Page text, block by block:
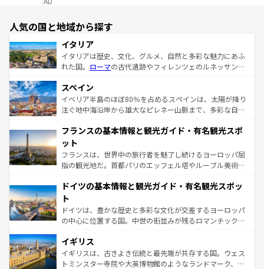
人気の国と地域から探す
イタリア
イタリアは歴史、文化、グルメ、自然と多彩な魅力にあふ
れた国。 ローマの古代遺跡やフィレンツェのルネッサンス
ろん、トスカーナの美しい田園風景やアマルフィ海岸の絶
景など、自然景観も見逃せない。観光の合間には、本場の
ピザやパスタなど、絶品のイタリア料理を堪能することも
ませてくれるイタリアで、忘れられない旅をしてみよう！
なお、新着のイタリア情報は
しい。
スペイン
イベリア半島のほぼ80％を占めるスペインは、太陽が降り
注ぐ地中海沿岸から雄大なピレネー山脈まで、多彩な自然
文化が根付くこの国では、情熱的なフラメンコ、熱気あふ
れる闘牛、そして美味しいタパスが生活の一部となってい
る。首都マドリードの洗練された雰囲気や、バルセロナの
アートに溢れた街角から、地方では古代ローマ遺跡や中世
せる。地方によって風土や気候が異なるスペインはその個
ンテンツ一覧 を参照してほしい。
フランスの基本情報と観光ガイド・有名観光スポ
ット
フランスは、世界中の旅行者を魅了し続けるヨーロッパ屈
指の観光地だ。首都パリのエッフェル塔やルーブル美術館
で、幅広い魅力が詰まっている。華麗な宮殿、歴史的な大
聖堂、美しいビーチ、そして豊かな自然が、訪れる者を心
から魅了する。また、フランスは美食の国としても知ら
れ、フランス料理はユネスコ無形文化遺産にも登録されて
香り高いラベンダー畑など、多彩な楽しみ方が可能だ。さ
らに、パリ以外の地域にも魅力が溢れており、どの街角に
も豊かな歴史と文化が息づいている。パリ以外の個性あふ
ドイツの基本情報と観光ガイド・有名観光スポッ
ト
ドイツは、豊かな歴史と多彩な文化が交差するヨーロッパ
の中心に位置する国。中世の街並みが残るロマンチック街
顔を持つこの国は、どこを歩いても飽きることがない。ベ
ルリンの文化的活気、バイエルン州のアルプスの絶景、そ
してライン川沿いのワイン畑といった風景は必見。ビール
イギリス
イギリスは、古きよき伝統と最先端が共存する国。ウェス
トミンスター寺院や大英博物館のようなランドマーク、歴